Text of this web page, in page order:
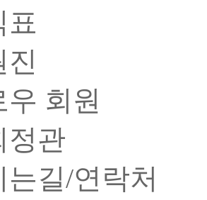
표
진
우 회원
정관
는길/연락처